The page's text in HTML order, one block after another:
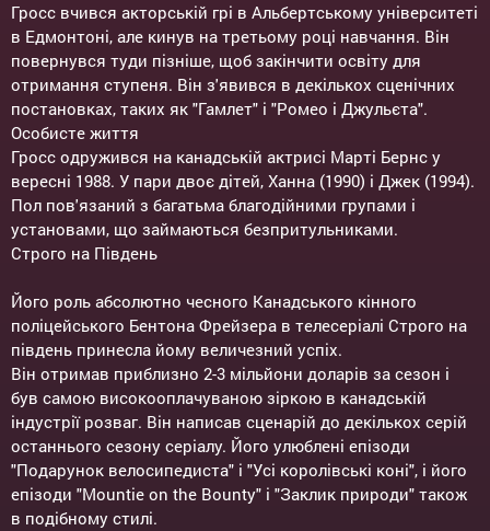
Гросс вчився акторській грі в Альбертському університеті
в Едмонтоні, але кинув на третьому році навчання. Він
повернувся туди пізніше, щоб закінчити освіту для
отримання ступеня. Він з'явився в декількох сценічних
постановках, таких як "Гамлет" і "Ромео і Джульєта".
Особисте життя
Гросс одружився на канадській актрисі Марті Бернс у
вересні 1988. У пари двоє дітей, Ханна (1990) і Джек (1994).
Пол пов'язаний з багатьма благодійними групами і
установами, що займаються безпритульниками.
Строго на Південь
Його роль абсолютно чесного Канадського кінного
поліцейського Бентона Фрейзера в телесеріалі Строго на
південь принесла йому величезний успіх.
Він отримав приблизно 2-3 мільйони доларів за сезон і
був самою високооплачуваною зіркою в канадській
індустрії розваг. Він написав сценарій до декількох серій
останнього сезону серіалу. Його улюблені епізоди
"Подарунок велосипедиста" і "Усі королівські коні", і його
епізоди "Mountie on the Bounty" і "Заклик природи" також
в подібному стилі.